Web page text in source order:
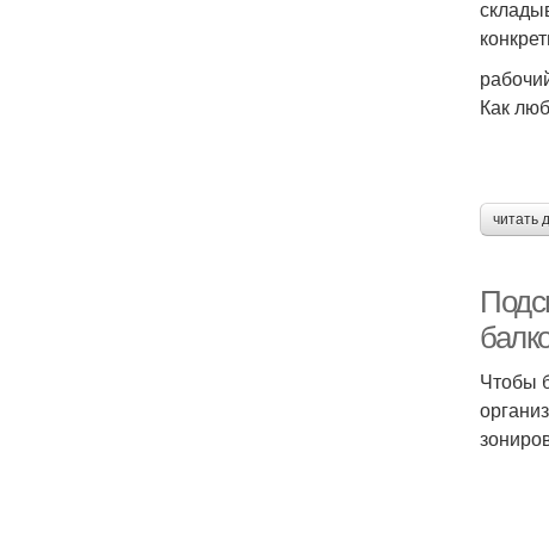
Как
читать
Чтобы